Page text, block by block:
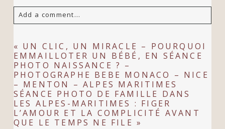
Add a comment...
Your email is never published or shared.
Required fields are marked *
« UN CLIC, UN MIRACLE – POURQUOI
EMMAILLOTER UN BÉBÉ, EN SÉANCE
PHOTO NAISSANCE ? –
PHOTOGRAPHE BEBE MONACO – NICE
– MENTON – ALPES MARITIMES
SÉANCE PHOTO DE FAMILLE DANS
LES ALPES-MARITIMES : FIGER
L’AMOUR ET LA COMPLICITÉ AVANT
QUE LE TEMPS NE FILE »